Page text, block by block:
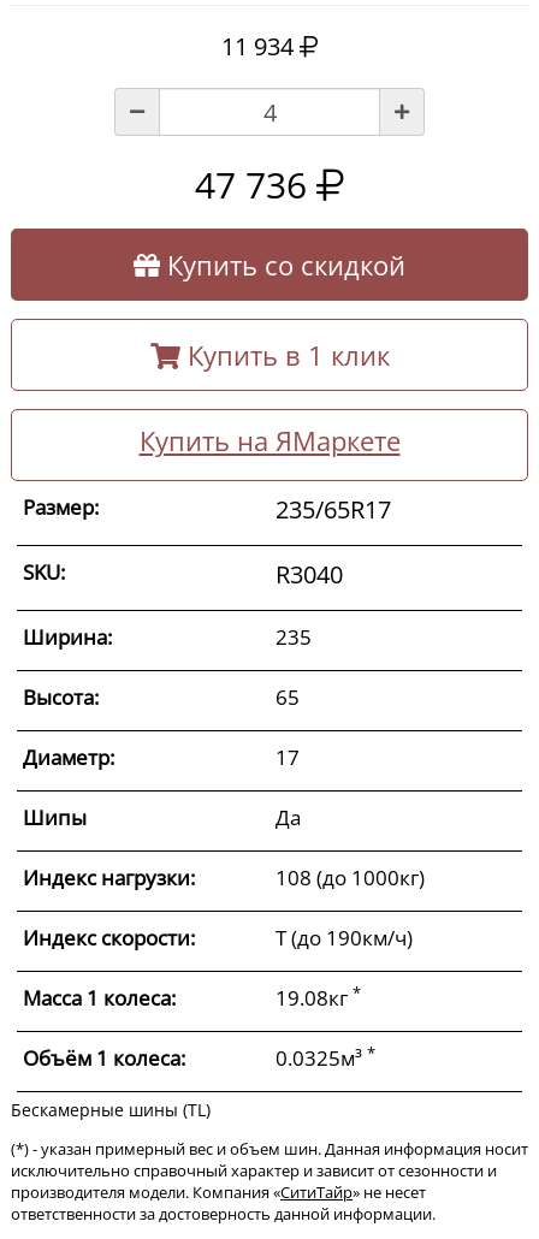
11 934
47 736
Купить со скидкой
Купить в 1 клик
Купить на ЯМаркете
Размер: 235/65R17
SKU: R3040
Ширина: 235
Высота: 65
Диаметр: 17
Шипы Да
Индекс нагрузки: 108 (до 1000кг)
Индекс скорости: T (до 190км/ч)
Масса 1 колеса: 19.08кг *
Объём 1 колеса: 0.0325м³ *
Бескамерные шины (TL)
(*) - указан примерный вес и объем шин. Данная информация носит
исключительно справочный характер и зависит от сезонности и
производителя модели. Компания «СитиТайр» не несет
ответственности за достоверность данной информации.